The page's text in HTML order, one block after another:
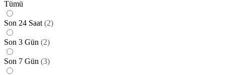
Tümü
Son 24 Saat (2)
Son 3 Gün (2)
Son 7 Gün (3)